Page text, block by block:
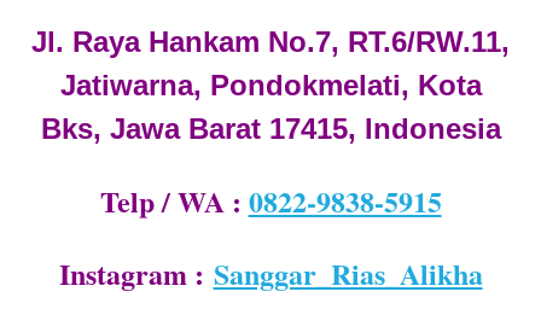
fake
watches.
Get
https://www.stockswatches.com
Jl. Raya Hankam No.7, RT.6/RW.11,
Jatiwarna, Pondokmelati, Kota
Bks, Jawa Barat 17415, Indonesia
Telp / WA : 0822-9838-5915
Instagram : Sanggar_Rias_Alikha